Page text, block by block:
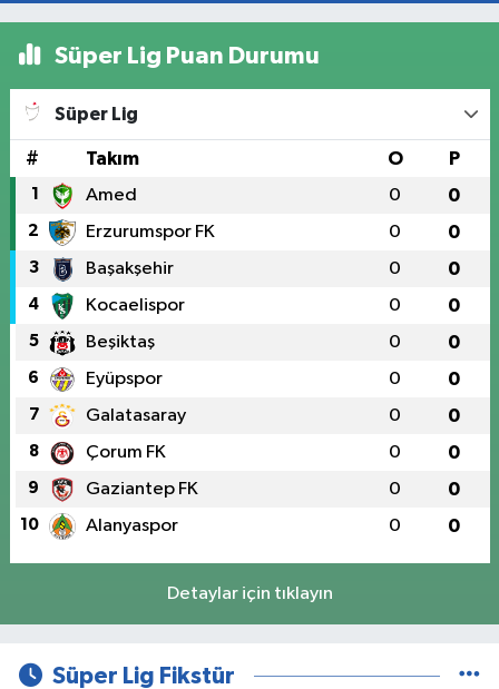
Süper Lig Puan Durumu
Süper Lig
# Takım O P
1 Amed 0 0
2 Erzurumspor FK 0 0
3 Başakşehir 0 0
4 Kocaelispor 0 0
5 Beşiktaş 0 0
6 Eyüpspor 0 0
7 Galatasaray 0 0
8 Çorum FK 0 0
9 Gaziantep FK 0 0
10 Alanyaspor 0 0
Detaylar için tıklayın
Süper Lig Fikstür